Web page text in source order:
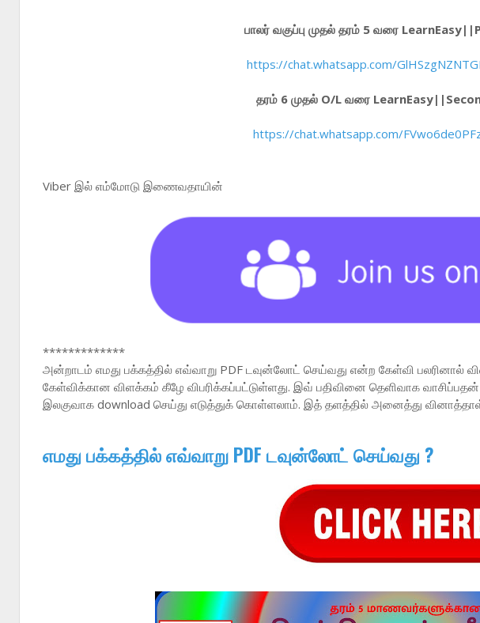
பாலர் வகுப்பு முதல் தரம் 5 வரை
https://chat.whatsapp.com/
தரம் 6 முதல் O/L வரை
https://chat.whatsapp.com/
Viber இல் எம்மோடு இணைவதாயின்
*************
அன்றாடம் எமது பக்கத்தில் எவ்வாறு PDF டவுன்லோட் செய்வது என்ற கேள்வி பலரினால்
கேள்விக்கான விளக்கம் கீழே விபரிக்கப்பட்டுள்ளது. இவ் பதிவினை தெளிவாக
இலகுவாக download செய்து எடுத்துக் கொள்ளலாம். இத் தளத்தில் அனைத்து
எமது பக்கத்தில் எவ்வாறு PDF டவுன்லோட் செய்வது ?